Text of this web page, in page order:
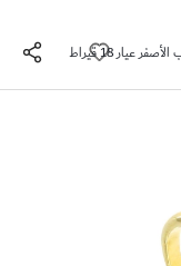
عيار 18 قيراط